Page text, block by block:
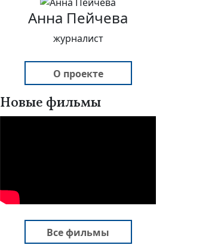
Анна Пейчева
журналист
О проекте
Новые фильмы
Все фильмы